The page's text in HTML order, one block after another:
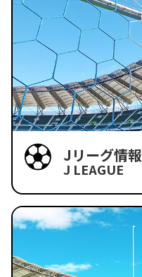
Jリーグ情報
J LEAGUE